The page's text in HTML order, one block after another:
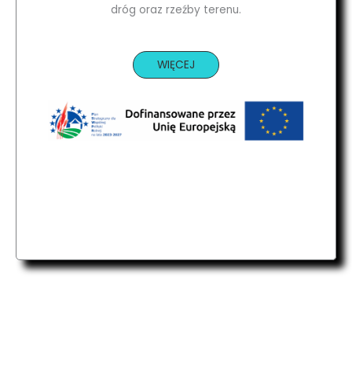
dróg oraz rzeźby terenu.
WIĘCEJ